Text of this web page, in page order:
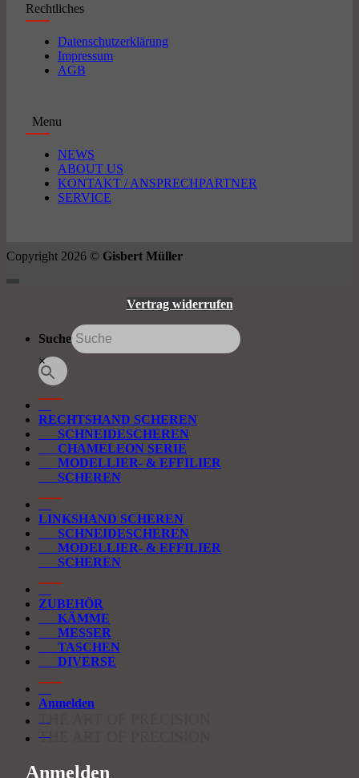
Rechtliches
Datenschutzerklärung
Impressum
AGB
Menu
NEWS
ABOUT US
KONTAKT / ANSPRECHPARTNER
SERVICE
Copyright 2026 © Gisbert Müller
Vertrag widerrufen
Suche
×
RECHTSHAND SCHEREN
SCHNEIDESCHEREN
CHAMELEON SERIE
MODELLIER- & EFFILIER
SCHEREN
LINKSHAND SCHEREN
SCHNEIDESCHEREN
MODELLIER- & EFFILIER
SCHEREN
ZUBEHÖR
KÄMME
MESSER
TASCHEN
DIVERSE
Anmelden
THE ART OF PRECISION
THE ART OF PRECISION
Anmelden